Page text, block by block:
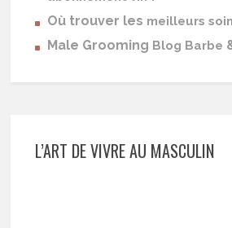
Où trouver les meilleurs
Male Grooming Blog Barbe
L’ART DE VIVRE AU MASCULIN